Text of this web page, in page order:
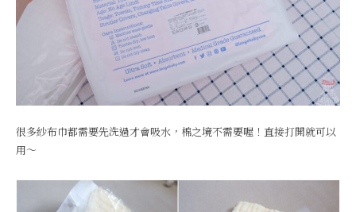
很多紗布巾都需要先洗過才會吸水，棉之境不需要喔！直接打開就可以
用～